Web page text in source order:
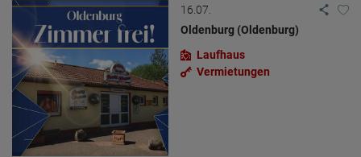
16.07.
Oldenburg (Oldenburg)
Laufhaus
Vermietungen